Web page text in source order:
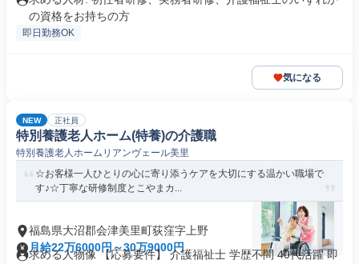
の資格をお持ちの方
即日勤務OK
気になる
NEW 正社員
特別養護老人ホーム(特養)の介護職
特別養護老人ホームリアンヴェール美里
☆お客様一人ひとりの心に寄り添うケアを大切にする温かい職場で
す♪☆丁寧な研修制度とこやまカ...
福島県大沼郡会津美里町荻窪字上野
月給22万6000円～30万9000円
求める人物像 【応募要件】 介護福祉士 学歴不問 40代活躍 即